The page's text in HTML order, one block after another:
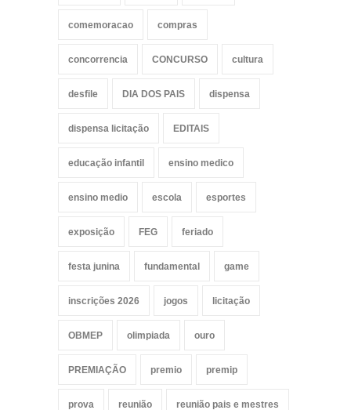
comemoracao compras
concorrencia CONCURSO cultura
desfile DIA DOS PAIS dispensa
dispensa licitação EDITAIS
educação infantil ensino medico
ensino medio escola esportes
exposição FEG feriado
festa junina fundamental game
inscrições 2026 jogos licitação
OBMEP olimpiada ouro
PREMIAÇÃO premio premip
prova reunião reunião pais e mestres